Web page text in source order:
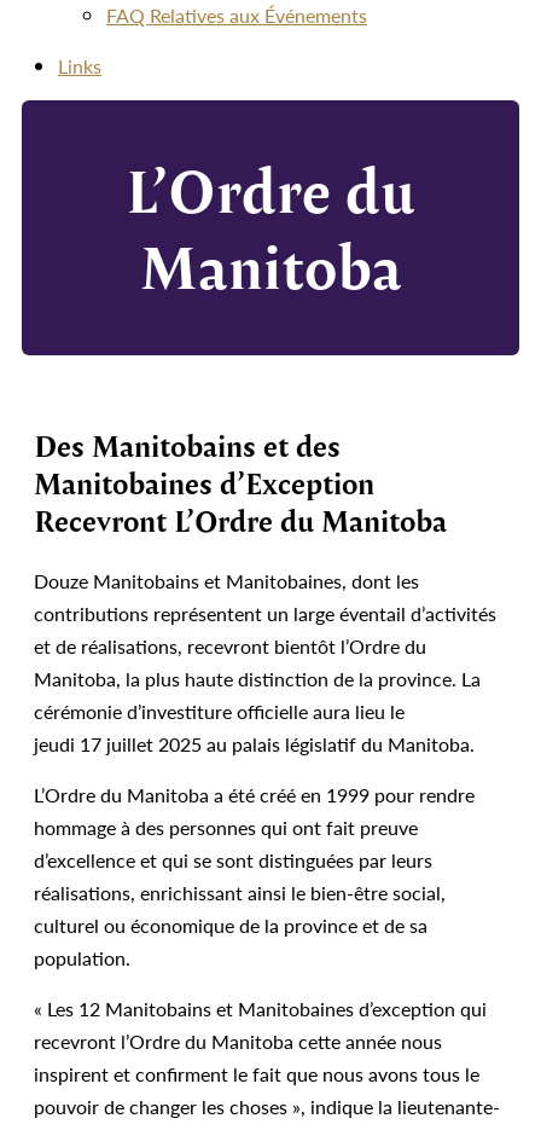
FAQ Relatives aux Événements
Links
L’Ordre du
Manitoba
Des Manitobains et des
Manitobaines d’Exception
Recevront L’Ordre du Manitoba
Douze Manitobains et Manitobaines, dont les
contributions représentent un large éventail d’activités
et de réalisations, recevront bientôt l’Ordre du
Manitoba, la plus haute distinction de la province. La
cérémonie d’investiture officielle aura lieu le
jeudi 17 juillet 2025 au palais législatif du Manitoba.
L’Ordre du Manitoba a été créé en 1999 pour rendre
hommage à des personnes qui ont fait preuve
d’excellence et qui se sont distinguées par leurs
réalisations, enrichissant ainsi le bien-être social,
culturel ou économique de la province et de sa
population.
« Les 12 Manitobains et Manitobaines d’exception qui
recevront l’Ordre du Manitoba cette année nous
inspirent et confirment le fait que nous avons tous le
pouvoir de changer les choses », indique la lieutenante-